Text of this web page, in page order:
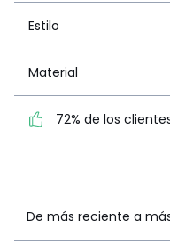
Estilo
Material
72% de los
De más reciente a